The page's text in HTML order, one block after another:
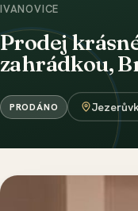
IVANOVICE
Prodej
zahrádkou,
PRODÁNO